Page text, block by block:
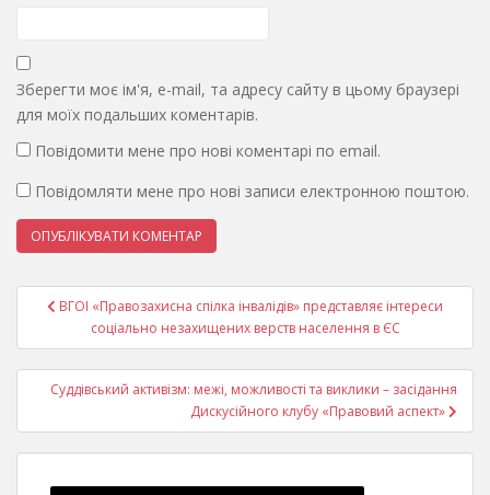
Зберегти моє ім'я, e-mail, та адресу сайту в цьому браузері
для моїх подальших коментарів.
Повідомити мене про нові коментарі по email.
Повідомляти мене про нові записи електронною поштою.
Навігація
записів
ВГОІ «Правозахисна спілка інвалідів» представляє інтереси
соціально незахищених верств населення в ЄС
Суддівський активізм: межі, можливості та виклики – засідання
Дискусійного клубу «Правовий аспект»